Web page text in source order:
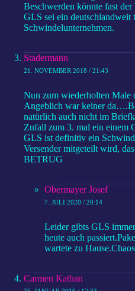
Beschwerden könnte fast
GLS sei ein deutschlandweit
Schwindelunternehmen.
Stadermann
21. NOVEMBER 2018 / 21:43
Nun zum wiederholten Male
Angeblich war keiner
natürlich auch nicht im
Zufall zum 3. mal ein einem
GLS ist definitiv ein
Versender mitgeteilt wird,
BETRUG
Obermayer Josef
7. JULI 2020 / 20:14
Leider gibts GLS
heute auch
wartete zu
Carmen Kathan